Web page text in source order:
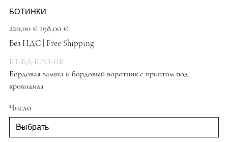
БОТИНКИ
Первоначальная
цена
220,00 € Спеццена
198,00 €
Без НДС | Free Shipping
БТ-БД-КРО-НК
Бордовая замша и бордовый воротник с принтом под
крокодила
Число